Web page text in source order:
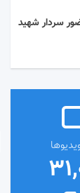
سردار شهید